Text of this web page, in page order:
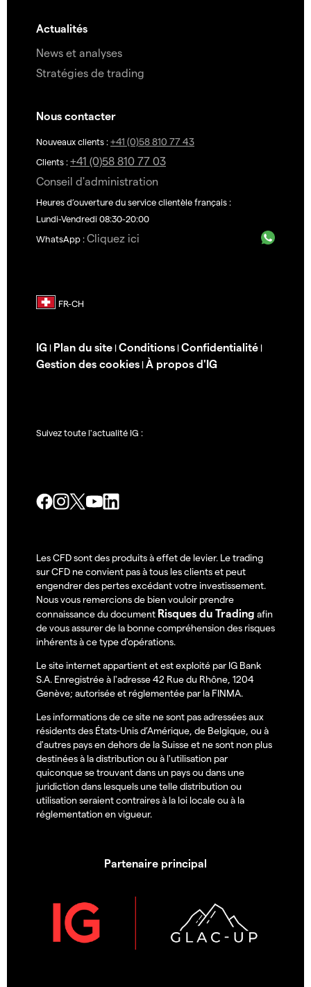
Actualités
News et analyses
Stratégies de trading
Nous contacter
Nouveaux clients : +41 (0)58 810 77 43
Clients : +41 (0)58 810 77 03
Conseil d'administration
Heures d’ouverture du service clientèle français :
Lundi-Vendredi 08:30-20:00
WhatsApp : Cliquez ici
IG | Plan du site | Conditions | Confidentialité |
Gestion des cookies | À propos d'IG
Suivez toute l'actualité IG :
Les CFD sont des produits à effet de levier. Le trading
sur CFD ne convient pas à tous les clients et peut
engendrer des pertes excédant votre investissement.
Nous vous remercions de bien vouloir prendre
connaissance du document Risques du Trading afin
de vous assurer de la bonne compréhension des risques
inhérents à ce type d'opérations.
Le site internet appartient et est exploité par IG Bank
S.A. Enregistrée à l'adresse 42 Rue du Rhône, 1204
Genève; autorisée et réglementée par la FINMA.
Les informations de ce site ne sont pas adressées aux
résidents des États-Unis d’Amérique, de Belgique, ou à
d'autres pays en dehors de la Suisse et ne sont non plus
destinées à la distribution ou à l'utilisation par
quiconque se trouvant dans un pays ou dans une
juridiction dans lesquels une telle distribution ou
utilisation seraient contraires à la loi locale ou à la
réglementation en vigueur.
Partenaire principal